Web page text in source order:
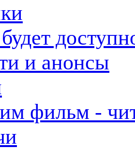
и анонсы
фильм -